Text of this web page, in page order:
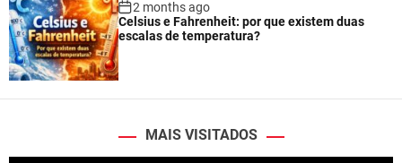
2 months ago
Celsius e Fahrenheit: por que existem duas
escalas de temperatura?
MAIS VISITADOS